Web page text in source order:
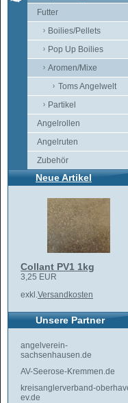
Futter
Boilies/Pellets
Pop Up Boilies
Aromen/Mixe
Toms Angelwelt
Partikel
Angelrollen
Angelruten
Zubehör
Neue Artikel
Collant PV1 1kg
3,25 EUR
exkl.Versandkosten
Unsere Partner
angelverein-
sachsenhausen.de
AV-Seerose-Kremmen.de
kreisanglerverband-
ev.de